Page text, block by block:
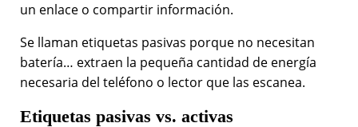
un enlace o compartir información.
Se llaman etiquetas pasivas porque no necesitan
batería… extraen la pequeña cantidad de energía
necesaria del teléfono o lector que las escanea.
Etiquetas pasivas vs. activas